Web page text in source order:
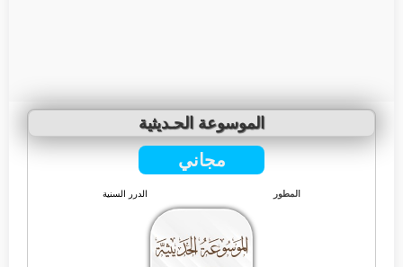
الموسوعة الحـديثية
مجاني
المطور الدرر السنية